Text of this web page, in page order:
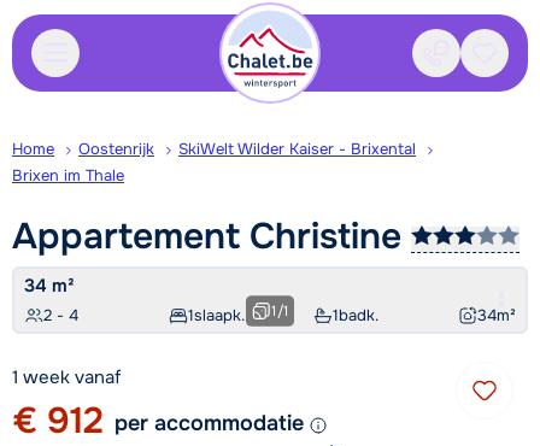
Contact
Home Oostenrijk
SkiWelt Wilder Kaiser - Brixental
Brixen im Thale
Appartement Christine
34 m²
2 - 4 1slaapk. 1badk. 34m²
1/1
1 week vanaf
€ 912 per accommodatie